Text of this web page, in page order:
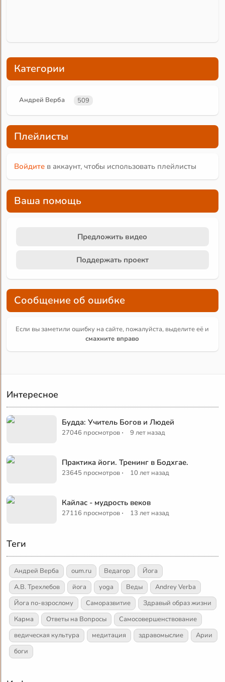
Категории
Андрей Верба 509
Плейлисты
Войдите в аккаунт, чтобы использовать плейлисты
Ваша помощь
Предложить видео
Поддержать проект
Сообщение об ошибке
Если вы заметили ошибку на сайте, пожалуйста, выделите её и
смахните вправо
Интересное
Будда: Учитель Богов и Людей
27046 просмотров · 9 лет назад
Практика йоги. Тренинг в Бодхгае.
23645 просмотров · 10 лет назад
Кайлас - мудрость веков
27116 просмотров · 13 лет назад
Теги
Андрей Верба oum.ru Ведагор
Йога
А.В. Трехлебов
йога yoga Веды
Andrey Verba
Йога по-взрослому
Саморазвитие
Здравый образ жизни
Карма
Ответы на Вопросы
Самосовершенствование
ведическая культура
медитация здравомыслие
Арии
боги